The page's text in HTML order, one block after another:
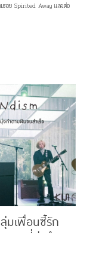
รอย Spirited Away เเละต่อ
มเพื่อนซี้รัก
ฮิตที่มุ่งทำตาม